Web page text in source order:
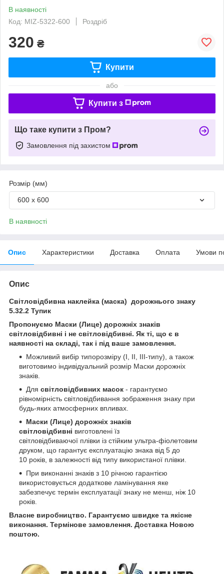
В наявності
Код: MIZ-5322-600
Роздріб
320 ₴
Купити
або
Купити з
Що таке купити з Пром?
Замовлення під захистом
Розмір (мм)
600 х 600
В наявності
Опис Характеристики Доставка Оплата Умови
Опис
Світловідбивна наклейка (маска) дорожнього знаку
5.32.2 Тупик
Пропонуємо Маски (Лице) дорожніх знаків
світловідбивні і не світловідбивні. Як ті, що є в
наявності на складі, так і під ваше замовлення.
Можливий вибір типорозміру (І, ІІ, ІІІ-типу), а також
виготовимо індивідуальний розмір Маски дорожніх
знаків.
Для світловідбивних масок - гарантуємо
рівномірність світловідбивання зображення знаку при
будь-яких атмосферних впливах.
Маски (Лице) дорожніх знаків
світловідбивні виготовлені їз
світловідбиваючої плівки із стійким ультра-фіолетовим
друком, що гарантує експлуатацію знака від 5 до
10 років, в залежності від типу використаної плівки.
При виконанні знаків з 10 річною гарантією
використовується додаткове ламінування яке
забезпечує термін експлуатації знаку не менш, ніж 10
років.
Власне виробництво. Гарантуємо швидке та якісне
виконання. Термінове замовлення. Доставка Новою
поштою.